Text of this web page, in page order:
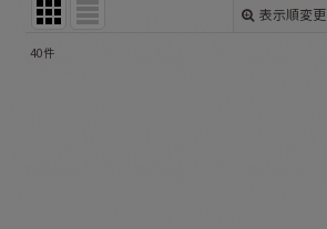
表示順変更
40件